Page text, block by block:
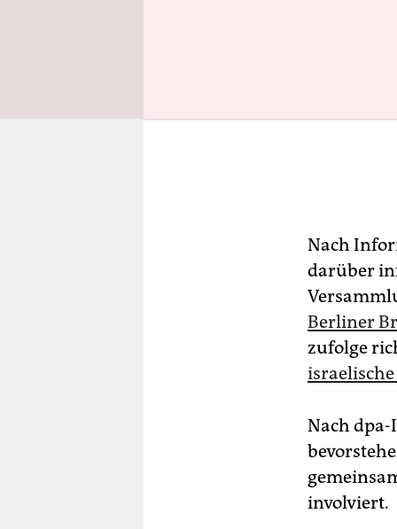
Nach
darüber
Berliner
zufolge
Nach
involviert.